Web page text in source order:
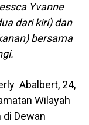
Yvanne
dari kiri) dan
bersama
Abalbert, 24,
Wilayah
di Dewan